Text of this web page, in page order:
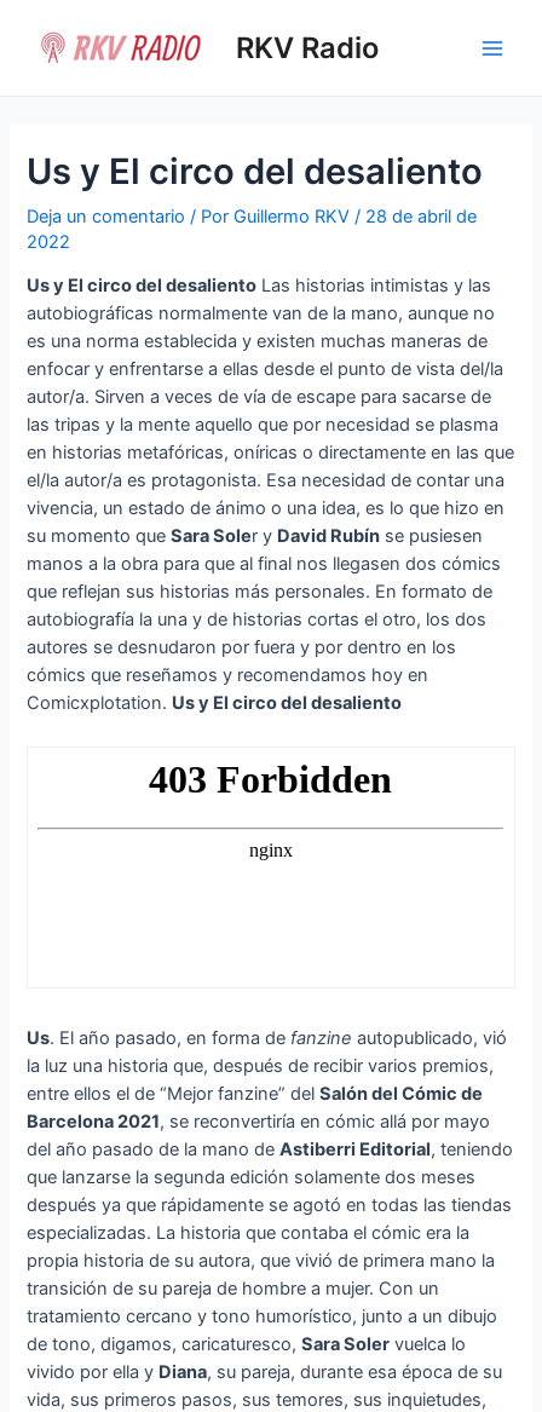
contenido
RKV Radio
Us y El circo del desaliento
Deja un comentario / PorGuillermo RKV/ 28 de abril de
2022
Us y El circo del desaliento Las historias intimistas y las
autobiográficas normalmente van de la mano, aunque no
es una norma establecida y existen muchas maneras de
enfocar y enfrentarse a ellas desde el punto de vista del/la
autor/a. Sirven a veces de vía de escape para sacarse de
las tripas y la mente aquello que por necesidad se plasma
en historias metafóricas, oníricas o directamente en las que
el/la autor/a es protagonista. Esa necesidad de contar una
vivencia, un estado de ánimo o una idea, es lo que hizo en
su momento queSara Soler y David Rubín se pusiesen
manos a la obra para que al final nos llegasen dos cómics
que reflejan sus historias más personales. En formato de
autobiografía la una y de historias cortas el otro, los dos
autores se desnudaron por fuera y por dentro en los
cómics que reseñamos y recomendamos hoy en
Comicxplotation. Us y El circo del desaliento
Us. El año pasado, en forma de fanzineautopublicado, vió
la luz una historia que, después de recibir varios premios,
entre ellos el de “Mejor fanzine” delSalón del Cómic de
Barcelona 2021, se reconvertiría en cómic allá por mayo
del año pasado de la mano deAstiberri Editorial, teniendo
que lanzarse la segunda edición solamente dos meses
después ya que rápidamente se agotó en todas las tiendas
especializadas. La historia que contaba el cómic era la
propia historia de su autora, que vivió de primera mano la
transición de su pareja de hombre a mujer. Con un
tratamiento cercano y tono humorístico, junto a un dibujo
de tono, digamos, caricaturesco,Sara Soler vuelca lo
vivido por ella y Diana, su pareja, durante esa época de su
vida, sus primeros pasos, sus temores, sus inquietudes,